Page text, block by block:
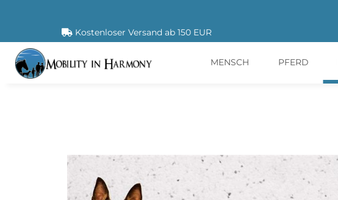
Kostenloser Versand ab 150 EUR
MENSCH PFERD